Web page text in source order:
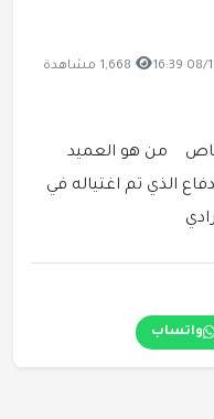
08/11/ 1,668 مشاهدة
خاص من هو العميد
الذي تم اغتياله في
واتساب